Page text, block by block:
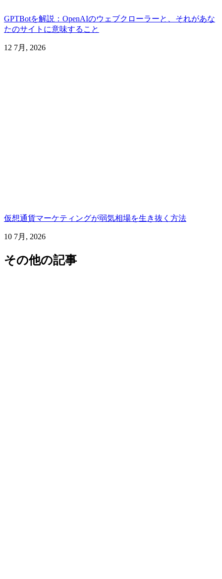
GPTBotを解説：OpenAIのウェブクローラーと、それがあな
たのサイトに意味すること
12 7月, 2026
仮想通貨マーケティングが弱気相場を生き抜く方法
10 7月, 2026
その他の記事